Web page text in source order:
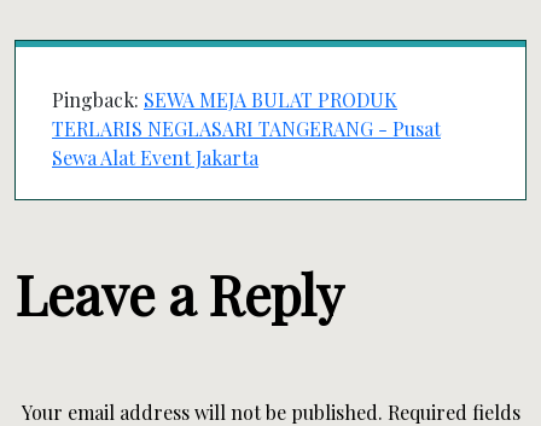
Pingback: SEWA MEJA BULAT PRODUK
TERLARIS NEGLASARI TANGERANG - Pusat
Sewa Alat Event Jakarta
Leave a Reply
Your email address will not be published. Required fields